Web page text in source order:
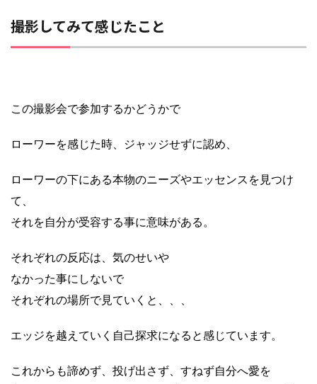
撮影してみて感じたこと
この撮影会で参加するかどうかで
ローワーを感じた時、ジャッジせずに認め、
ローワーの下にある本物のニーズやエッセンスを見つけ
て、
それを自分が受容する事に意味がある。
それぞれの反応は、気のせいや
なかった事にしないで
それぞれの場所で見ていくと、、、
エッジを越えていく自己探求になると感じています。
これからも諦めず、投げ出さず、すねず自分へ愛を